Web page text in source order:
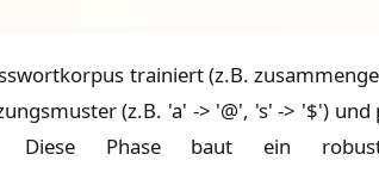
trainiert (z.B.
(z.B. 'a' -> '@', 's' -> '$')
Diese Phase baut ein